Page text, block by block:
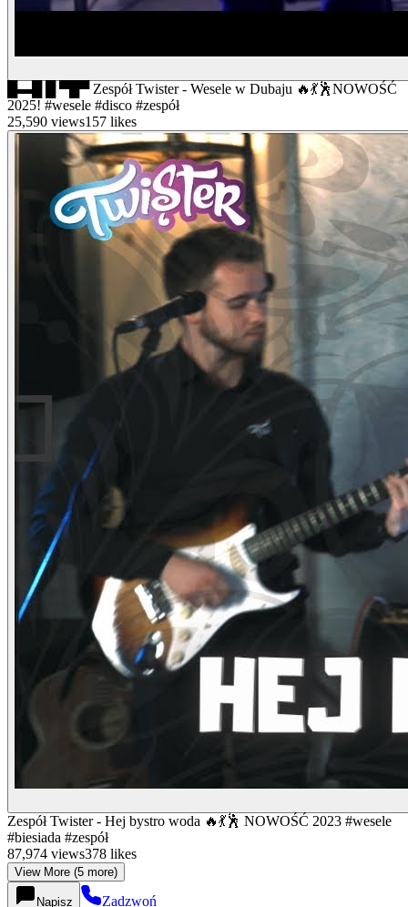
█▬█ █ ▀█▀ Zespół Twister - Wesele w Dubaju 🔥💃🕺NOWOŚĆ
2025! #wesele #disco #zespół
25,590 views157 likes
Zespół Twister - Hej bystro woda 🔥💃🕺 NOWOŚĆ 2023 #wesele
#biesiada #zespół
87,974 views378 likes
View More (5 more)
Napisz Zadzwoń